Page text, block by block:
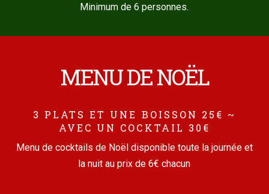
Minimum de 6 personnes.
MENU DE NOËL
3 PLATS ET UNE BOISSON 25€ ~
AVEC UN COCKTAIL 30€
Menu de cocktails de Noël disponible toute la journée et
la nuit au prix de 6€ chacun